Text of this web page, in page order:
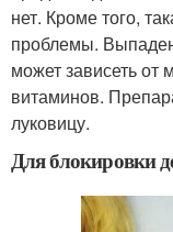
нет. Кроме того,
проблемы.
может зависеть от
витаминов.
луковицу.
Для блокировки